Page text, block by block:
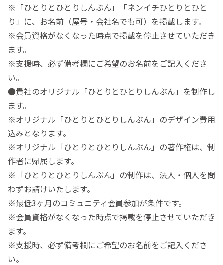
※「ひとりとひとりしんぶん」「ネンイチひとりとひと
り」に、お名前（屋号・会社名でも可）を掲載します。
※会員資格がなくなった時点で掲載を停止させていただき
ます。
※支援時、必ず備考欄にご希望のお名前をご記入くださ
い。
●貴社のオリジナル「ひとりとひとりしんぶん」を制作し
ます。
※オリジナル「ひとりとひとりしんぶん」のデザイン費用
込みとなります。
※オリジナル「ひとりとひとりしんぶん」の著作権は、制
作者に帰属します。
※「ひとりとひとりしんぶん」の制作は、法人・個人を問
わずお請けいたします。
※最低3ヶ月のコミュニティ会員参加が条件です。
※会員資格がなくなった時点で掲載を停止させていただき
ます。
※支援時、必ず備考欄にご希望のお名前をご記入くださ
い。